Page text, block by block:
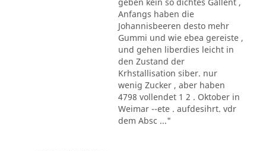
Anfangs haben die
Johannisbeeren desto mehr
Gummi und wie ebea gereiste ,
und gehen liberdies leicht in
den Zustand der
Krhstallisation siber. nur
wenig Zucker , aber haben
4798 vollendet 1 2 . Oktober in
Weimar --ete . aufdesihrt. vdr
dem Absc ..."